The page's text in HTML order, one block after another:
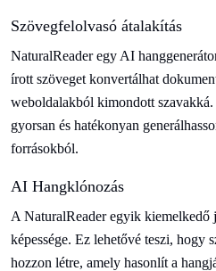
Szövegfelolvasó átalakítás
NaturalReader egy AI
írott szöveget konvertálhat
weboldalakból kimondott
gyorsan és hatékonyan
forrásokból.
AI Hangklónozás
A NaturalReader egyik kiemelkedő
képessége. Ez lehetővé teszi, hogy
hozzon létre, amely hasonlít a